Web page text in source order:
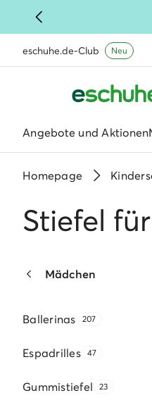
eschuhe.de-Club Neu
Angebote und Aktionen
Homepage
Stiefel
Mädchen
Ballerinas 207
Espadrilles 47
Gummistiefel 23